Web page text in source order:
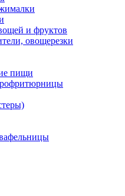
и фруктов
овощерезки
пищи